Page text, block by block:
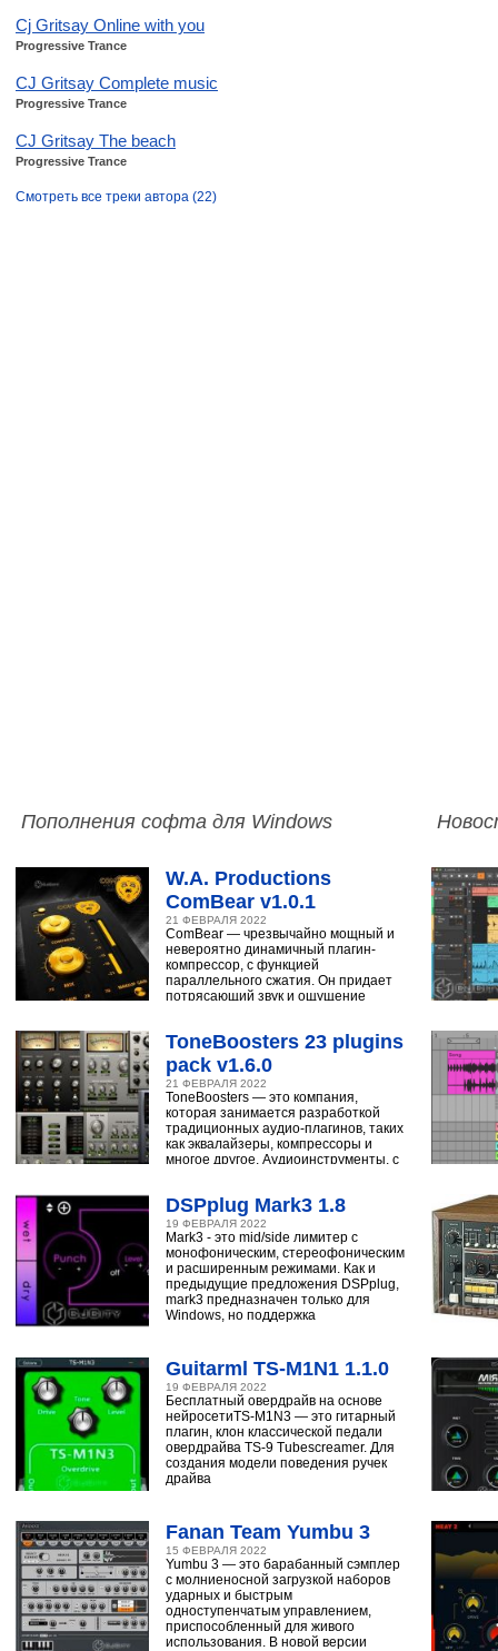
Cj Gritsay Online with you
Progressive Trance
CJ Gritsay Complete music
Progressive Trance
CJ Gritsay The beach
Progressive Trance
Смотреть все треки автора (22)
Пополнения софта для Windows
W.A. Productions
ComBear v1.0.1
21 ФЕВРАЛЯ 2022
ComBear — чрезвычайно мощный и
невероятно динамичный плагин-
компрессор, с функцией
параллельного сжатия. Он придает
потрясающий звук и ощущение
ToneBoosters 23 plugins
pack v1.6.0
21 ФЕВРАЛЯ 2022
ToneBoosters — это компания,
которая занимается разработкой
традиционных аудио-плагинов, таких
как эквалайзеры, компрессоры и
многое другое. Аудиоинструменты, с
DSPplug Mark3 1.8
19 ФЕВРАЛЯ 2022
Mark3 - это mid/side лимитер с
монофоническим, стереофоническим
и расширенным режимами. Как и
предыдущие предложения DSPplug,
mark3 предназначен только для
Windows, но поддержка
Guitarml TS-M1N1 1.1.0
19 ФЕВРАЛЯ 2022
Бесплатный овердрайв на основе
нейросетиTS-M1N3 — это гитарный
плагин, клон классической педали
овердрайва TS-9 Tubescreamer. Для
создания модели поведения ручек
драйва
Fanan Team Yumbu 3
15 ФЕВРАЛЯ 2022
Yumbu 3 — это барабанный сэмплер
с молниеносной загрузкой наборов
ударных и быстрым
одноступенчатым управлением,
приспособленный для живого
использования. В новой версии